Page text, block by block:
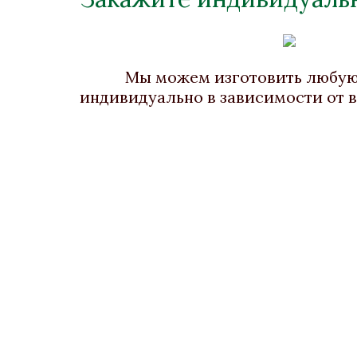
Полукресло "Клеопатра"
701x889x1090
Мы можем изготовить
индивидуально в зависимости от